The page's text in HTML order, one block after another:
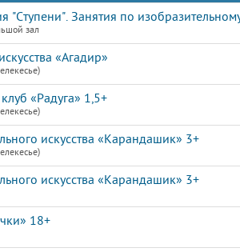
"Ступени". Занятия по
зал
«Агадир»
«Радуга» 1,5+
искусства «Карандашик» 3+
искусства «Карандашик» 3+
18+